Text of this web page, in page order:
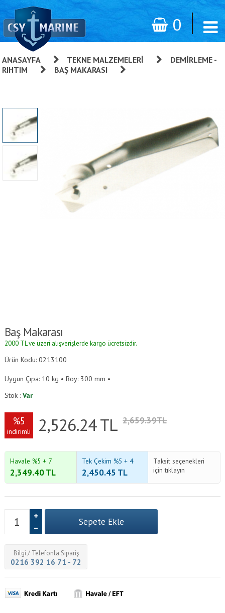
0
ANASAYFA TEKNE MALZEMELERI
DEMIRLEME -
RIHTIM
BAŞ MAKARASI
Baş Makarası
2000 TL ve üzeri alışverişlerde kargo ücretsizdir.
Ürün Kodu: 0213100
Uygun Çıpa: 10 kg • Boy: 300 mm •
Stok :Var
%5
indirimli 2,526.24TL 2,659.39TL
Havale %5 + 7
2,349.40TL
Tek Çekim %5 + 4
2,450.45 TL
Taksit seçenekleri
için tıklayın
Bilgi / Telefonla Sipariş
0216 392 16 71 - 72